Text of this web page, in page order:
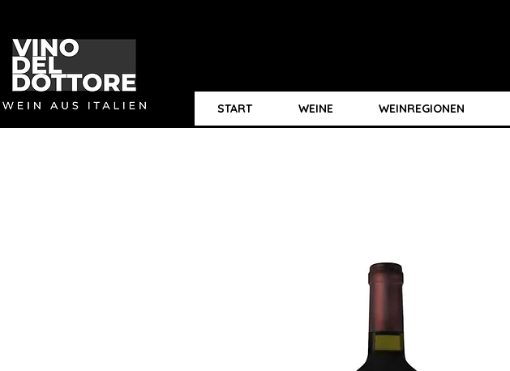
START WEINE WEINREGIONEN